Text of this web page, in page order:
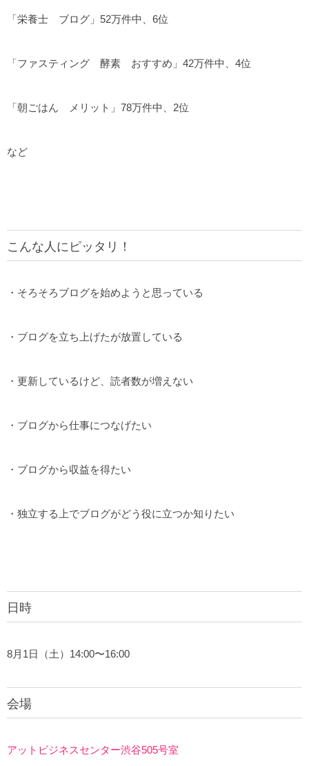
「栄養士 ブログ」52万件中、6位
「ファスティング 酵素 おすすめ」42万件中、4位
「朝ごはん メリット」78万件中、2位
など
こんな人にピッタリ！
・そろそろブログを始めようと思っている
・ブログを立ち上げたが放置している
・更新しているけど、読者数が増えない
・ブログから仕事につなげたい
・ブログから収益を得たい
・独立する上でブログがどう役に立つか知りたい
日時
8月1日（土）14:00〜16:00
会場
アットビジネスセンター渋谷505号室